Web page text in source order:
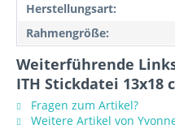
Herstellungsart:
Rahmengröße:
Weiterführende
ITH Stickdatei 13x18
Fragen zum Artikel?
Weitere Artikel von